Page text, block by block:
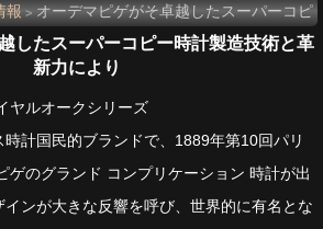
報 > オーデマピゲがそ卓越したスーパーコピ
により
したスーパーコピー時計製造技術と革
新力により
ヤルオークシリーズ
計国民的ブランドで、1889年第10回パリ
ゲのグランド コンプリケーション 時計が出
ンが大きな反響を呼び、世界的に有名とな